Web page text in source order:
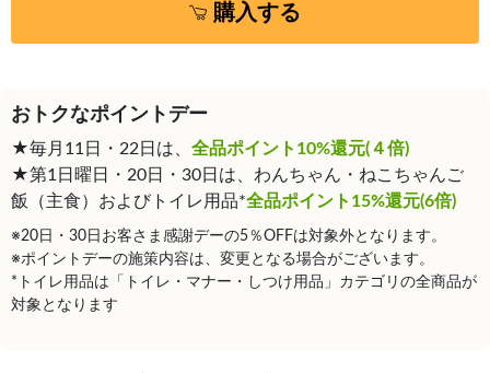
購入する
おトクなポイントデー
★毎月11日・22日は、 全品ポイント10%還元(４倍)
★第1日曜日・20日・30日は、わんちゃん・ねこちゃんご
飯（主食）およびトイレ用品*全品ポイント15%還元(6倍)
※20日・30日お客さま感謝デーの5％OFFは対象外となります。
※ポイントデーの施策内容は、変更となる場合がございます。
*トイレ用品は「トイレ・マナー・しつけ用品」カテゴリの全商品が
対象となります